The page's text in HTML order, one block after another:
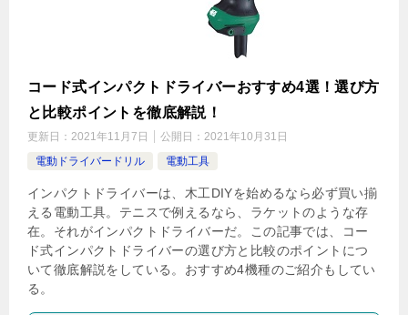
コード式インパクトドライバーおすすめ4選！選び方
と比較ポイントを徹底解説！
更新日： 2021年11月7日 公開日： 2021年10月31日
電動ドライバードリル
電動工具
インパクトドライバーは、木工DIYを始めるなら必ず買い揃
える電動工具。テニスで例えるなら、ラケットのような存
在。それがインパクトドライバーだ。この記事では、コー
ド式インパクトドライバーの選び方と比較のポイントにつ
いて徹底解説をしている。おすすめ4機種のご紹介もしてい
る。